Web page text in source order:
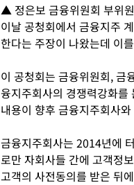
▲ 정은보 금융위원회 부위
이날 공청회에서 금융지주
한다는 주장이 나왔는데 이
이 공청회는 금융위원회, 금
융지주회사의 경쟁력강화를
내용이 향후 금융지주회사
금융지주회사는 2014년에
로만 자회사들 간에 고객정
고객의 사전동의를 받은 뒤